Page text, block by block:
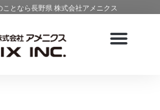
ことなら長野県 株式会社アメニクス